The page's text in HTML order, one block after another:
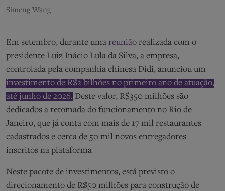
Simeng Wang
Em setembro, durante uma reunião realizada com o
presidente Luiz Inácio Lula da Silva, a empresa,
controlada pela companhia chinesa Didi, anunciou um
investimento de R$2 bilhões no primeiro ano de atuação,
até junho de 2026. Deste valor, R$350 milhões são
dedicados a retomada do funcionamento no Rio de
Janeiro, que já conta com mais de 17 mil restaurantes
cadastrados e cerca de 50 mil novos entregadores
inscritos na plataforma
Neste pacote de investimentos, está previsto o
direcionamento de R$50 milhões para construção de